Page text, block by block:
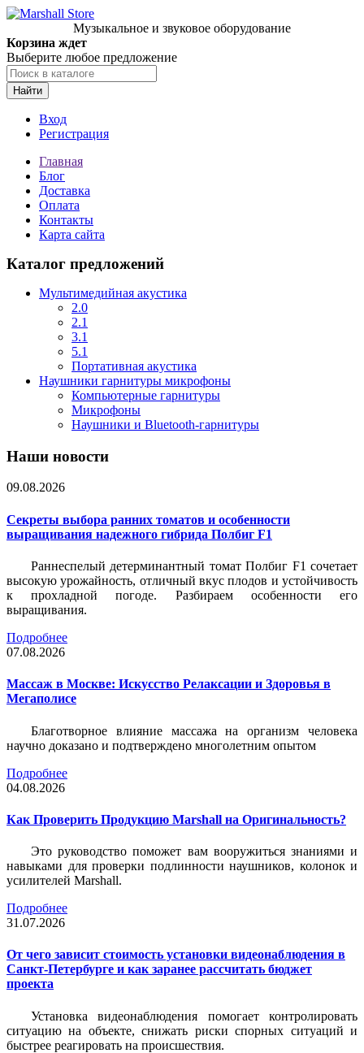
Музыкальное и звуковое оборудование
Корзина ждет
Выберите любое предложение
Найти
Вход
Регистрация
Главная
Блог
Доставка
Оплата
Контакты
Карта сайта
Каталог предложений
Мультимедийная акустика
2.0
2.1
3.1
5.1
Портативная акустика
Наушники гарнитуры микрофоны
Компьютерные гарнитуры
Микрофоны
Наушники и Bluetooth-гарнитуры
Наши новости
09.08.2026
Секреты выбора ранних томатов и особенности
выращивания надежного гибрида Полбиг F1
Раннеспелый детерминантный томат Полбиг F1 сочетает
высокую урожайность, отличный вкус плодов и устойчивость
к прохладной погоде. Разбираем особенности его
выращивания.
Подробнее
07.08.2026
Массаж в Москве: Искусство Релаксации и Здоровья в
Мегаполисе
Благотворное влияние массажа на организм человека
научно доказано и подтверждено многолетним опытом
Подробнее
04.08.2026
Как Проверить Продукцию Marshall на Оригинальность?
Это руководство поможет вам вооружиться знаниями и
навыками для проверки подлинности наушников, колонок и
усилителей Marshall.
Подробнее
31.07.2026
От чего зависит стоимость установки видеонаблюдения в
Санкт-Петербурге и как заранее рассчитать бюджет
проекта
Установка видеонаблюдения помогает контролировать
ситуацию на объекте, снижать риски спорных ситуаций и
быстрее реагировать на происшествия.